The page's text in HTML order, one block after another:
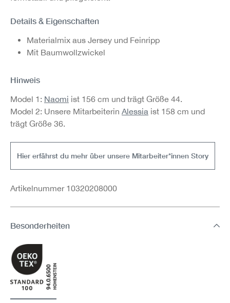
Details & Eigenschaften
Materialmix aus Jersey und Feinripp
Mit Baumwollzwickel
Hinweis
Model 1: Naomi ist 156 cm und trägt Größe 44.
Model 2: Unsere Mitarbeiterin Alessia ist 158 cm und
trägt Größe 36.
Hier erfährst du mehr über unsere Mitarbeiter*innen Story
Artikelnummer 10320208000
Besonderheiten